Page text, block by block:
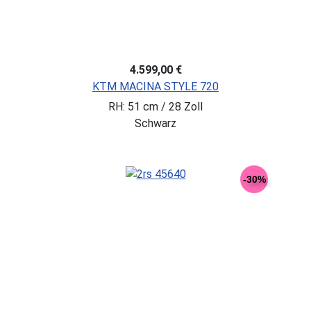
4.599,00 €
KTM MACINA STYLE 720
RH: 51 cm / 28 Zoll
Schwarz
-30%